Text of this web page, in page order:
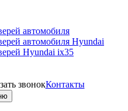
автомобиля
автомобиля Hyundai
Hyundai ix35
звонокКонтакты